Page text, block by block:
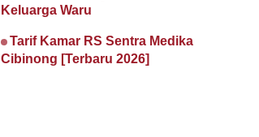
Keluarga Waru
Tarif Kamar RS Sentra Medika
Cibinong [Terbaru 2026]